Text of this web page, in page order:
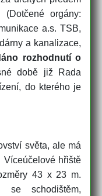
(Dotčené orgány:
a.s. TSB,
a kanalizace,
rozhodnutí o
době již Rada
do kterého je
světa, ale má
Víceúčelové hřiště
43 x 23 m.
se schodištěm,